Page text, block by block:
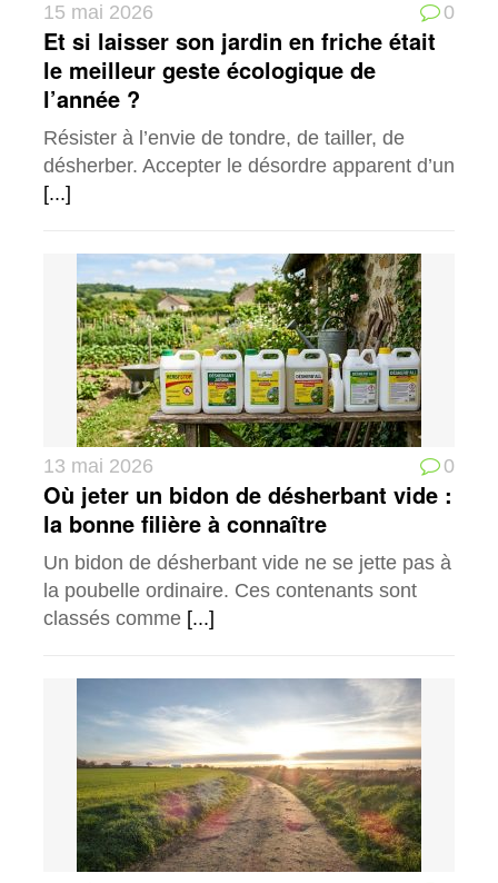
15 mai 2026 0
Et si laisser son jardin en friche était
le meilleur geste écologique de
l’année ?
Résister à l’envie de tondre, de tailler, de
désherber. Accepter le désordre apparent d’un
[...]
13 mai 2026 0
Où jeter un bidon de désherbant vide :
la bonne filière à connaître
Un bidon de désherbant vide ne se jette pas à
la poubelle ordinaire. Ces contenants sont
classés comme [...]